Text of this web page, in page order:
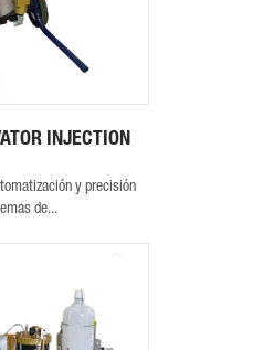
INJECTION
y precisión
de...